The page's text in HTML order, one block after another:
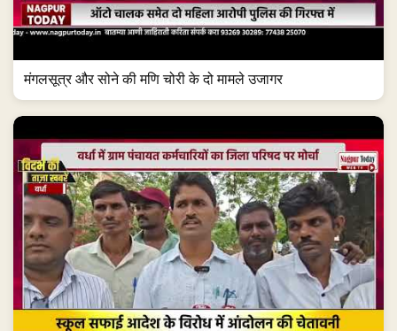
मंगलसूत्र और सोने की मणि चोरी के दो मामले उजागर